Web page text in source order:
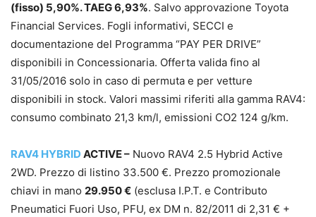
(fisso) 5,90%. TAEG 6,93%. Salvo approvazione Toyota
Financial Services. Fogli informativi, SECCI e
documentazione del Programma “PAY PER DRIVE”
disponibili in Concessionaria. Offerta valida fino al
31/05/2016 solo in caso di permuta e per vetture
disponibili in stock. Valori massimi riferiti alla gamma RAV4:
consumo combinato 21,3 km/l, emissioni CO2 124 g/km.
RAV4 HYBRID ACTIVE – Nuovo RAV4 2.5 Hybrid Active
2WD. Prezzo di listino 33.500 €. Prezzo promozionale
chiavi in mano 29.950 € (esclusa I.P.T. e Contributo
Pneumatici Fuori Uso, PFU, ex DM n. 82/2011 di 2,31 € +